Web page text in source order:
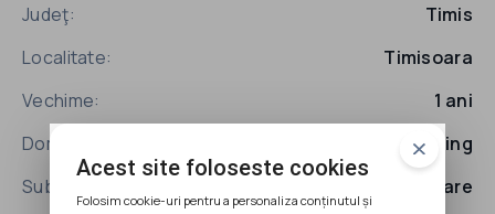
Judeţ:
Timis
Localitate:
Timisoara
Vechime:
1 ani
Domeniu:
IT & Marketing
Subdomeniu:
Dezvoltare Aplicatii Software
Acest site foloseste cookies
Folosim cookie-uri pentru a personaliza conținutul și